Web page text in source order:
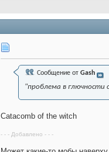
Сообщение от Gash
"проблема в глючности
Catacomb of the witch
- - - Добавлено - - -